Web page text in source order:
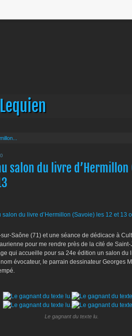
salon du livre d’Hermillon
Saône (71) et une séance de dédicace à
pour me rendre près de la cité de
qui accueille pour sa 24e édition un salon du
évocateur, le parrain dessinateur Georges
Le gagnant du texte lu.